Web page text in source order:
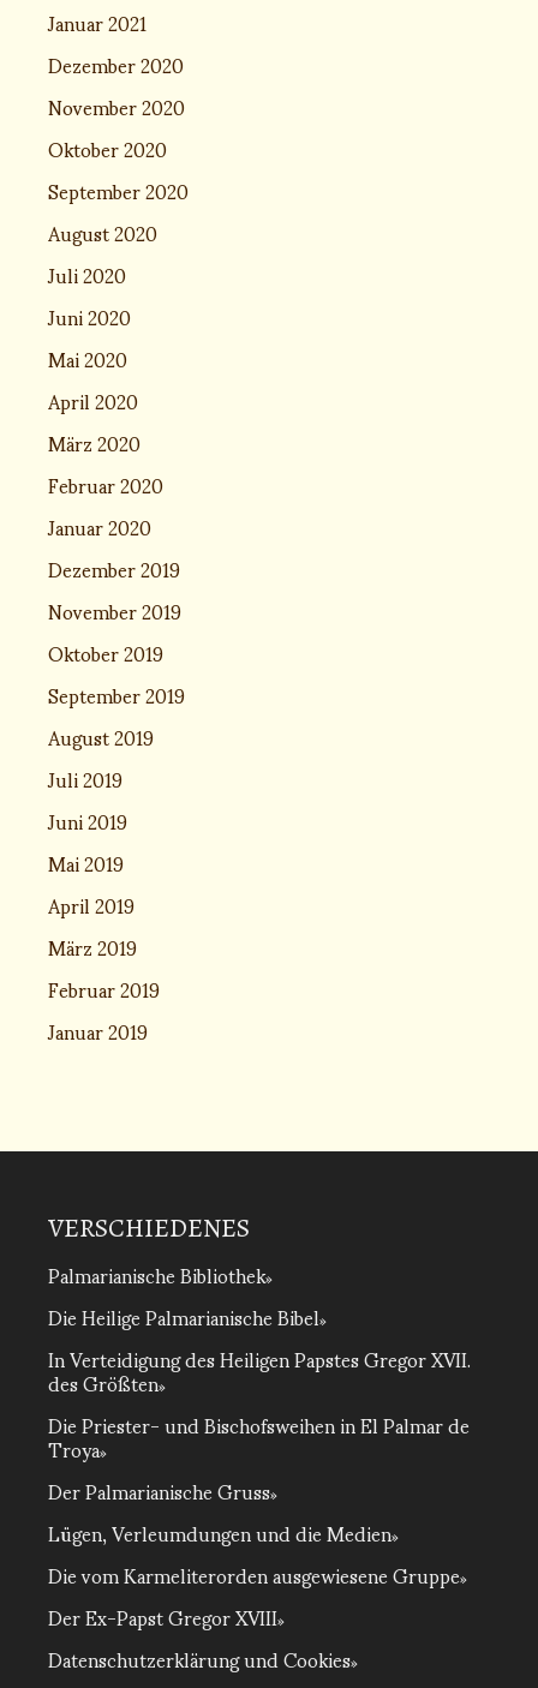
Januar 2021
Dezember 2020
November 2020
Oktober 2020
September 2020
August 2020
Juli 2020
Juni 2020
Mai 2020
April 2020
März 2020
Februar 2020
Januar 2020
Dezember 2019
November 2019
Oktober 2019
September 2019
August 2019
Juli 2019
Juni 2019
Mai 2019
April 2019
März 2019
Februar 2019
Januar 2019
VERSCHIEDENES
Palmarianische Bibliothek
Die Heilige Palmarianische Bibel
In Verteidigung des Heiligen Papstes Gregor XVII.
des Größten
Die Priester- und Bischofsweihen in El Palmar de
Troya
Der Palmarianische Gruss
Lügen, Verleumdungen und die Medien
Die vom Karmeliterorden ausgewiesene Gruppe
Der Ex-Papst Gregor XVIII
Datenschutzerklärung und Cookies